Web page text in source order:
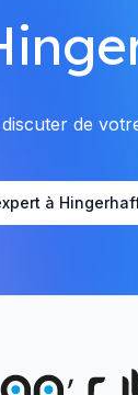
de
à